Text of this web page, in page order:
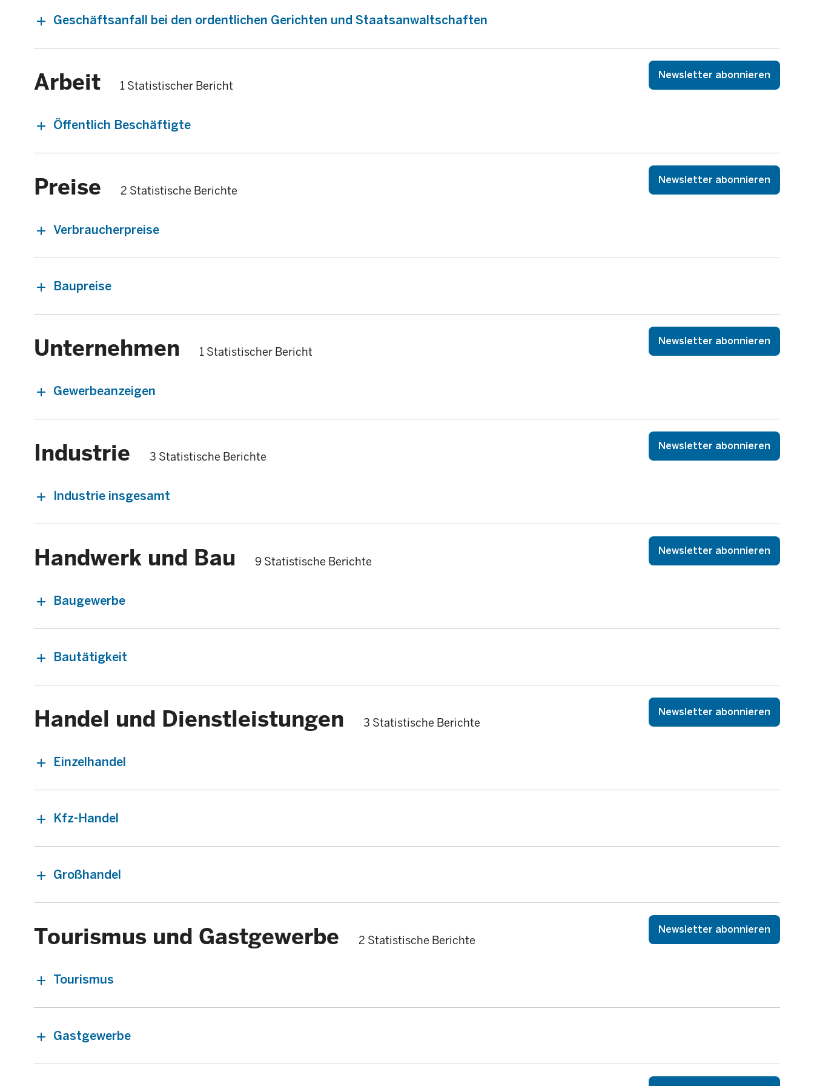
Geschäftsanfall bei den ordentlichen Gerichten und Staatsanwaltschaften
Arbeit 1 Statistischer Bericht
Newsletter abonnieren
Öffentlich Beschäftigte
Preise 2 Statistische Berichte
Newsletter abonnieren
Verbraucherpreise
Baupreise
Unternehmen 1 Statistischer Bericht
Newsletter abonnieren
Gewerbeanzeigen
Industrie 3 Statistische Berichte
Newsletter abonnieren
Industrie insgesamt
Handwerk und Bau 9 Statistische Berichte
Newsletter abonnieren
Baugewerbe
Bautätigkeit
Handel und Dienstleistungen 3 Statistische Berichte
Newsletter abonnieren
Einzelhandel
Kfz-Handel
Großhandel
Tourismus und Gastgewerbe 2 Statistische Berichte
Newsletter abonnieren
Tourismus
Gastgewerbe